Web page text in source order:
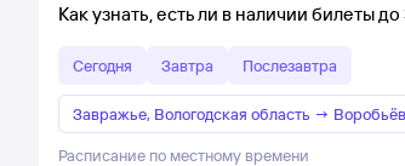
Как узнать, есть ли в наличии билеты
Сегодня Завтра Послезавтра
Завражье, Вологодская область →
Расписание по местному времени